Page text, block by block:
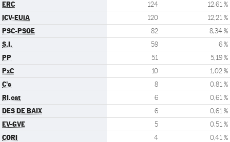
ERC 124 12,61 %
ICV-EUiA 120 12,21 %
PSC-PSOE 82 8,34 %
S.I. 59 6 %
PP 51 5,19 %
PxC 10 1,02 %
C's 8 0,81 %
RI.cat 6 0,61 %
DES DE BAIX 6 0,61 %
EV-GVE 5 0,51 %
CORI 4 0,41 %